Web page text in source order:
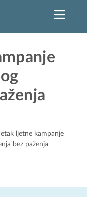
ljetne kampanje
bez paženja